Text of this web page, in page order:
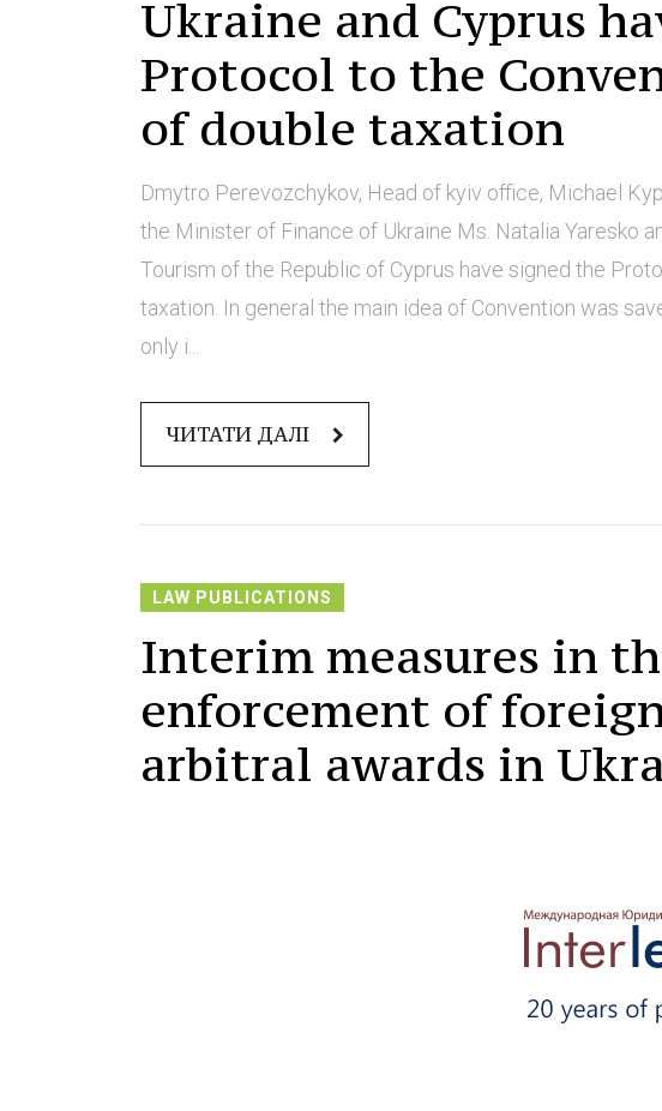
Ukraine and Cyprus
Protocol to the
of double taxation
Dmytro Perevozchykov, Head of kyiv office, Michael
the Minister of Finance of Ukraine Ms. Natalia Yaresko
Tourism of the Republic of Cyprus have signed the
taxation. In general the main idea of Convention was
only i...
ЧИТАТИ ДАЛІ
LAW PUBLICATIONS
Interim measures in
enforcement of
arbitral awards in